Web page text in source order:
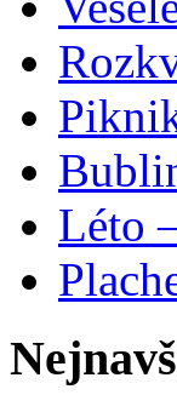
Léto